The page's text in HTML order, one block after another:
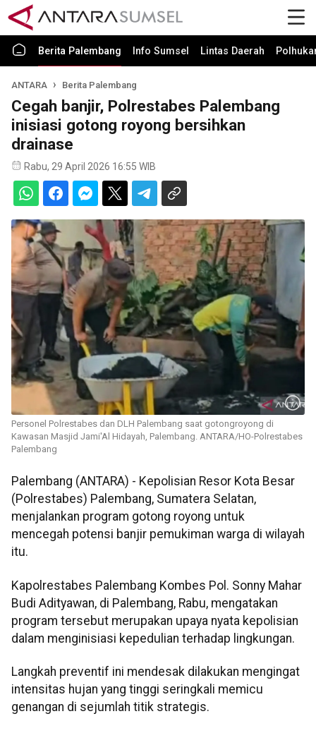
Berita Palembang Info Sumsel Lintas Daerah
ANTARA Berita Palembang
Cegah banjir, Polrestabes Palembang
inisiasi gotong royong bersihkan
drainase
Rabu, 29 April 2026 16:55 WIB
Personel Polrestabes dan DLH Palembang saat gotongroyong di
Kawasan Masjid Jami'Al Hidayah, Palembang. ANTARA/HO-Polrestabes
Palembang
Palembang (ANTARA) - Kepolisian Resor Kota Besar
(Polrestabes) Palembang, Sumatera Selatan,
menjalankan program gotong royong untuk
mencegah potensi banjir pemukiman warga di wilayah
itu.
Kapolrestabes Palembang Kombes Pol. Sonny Mahar
Budi Adityawan, di Palembang, Rabu, mengatakan
program tersebut merupakan upaya nyata kepolisian
dalam menginisiasi kepedulian terhadap lingkungan.
Langkah preventif ini mendesak dilakukan mengingat
intensitas hujan yang tinggi seringkali memicu
genangan di sejumlah titik strategis.